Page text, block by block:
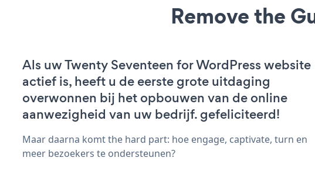
Remove the
Als uw Twenty Seventeen for WordPress website
actief is, heeft u de eerste grote uitdaging
overwonnen bij het opbouwen van de online
aanwezigheid van uw bedrijf. gefeliciteerd!
Maar daarna komt the hard part: hoe engage, captivate, turn en
meer bezoekers te ondersteunen?